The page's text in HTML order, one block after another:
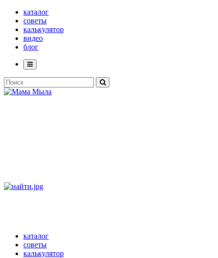
каталог
советы
калькулятор
видео
блог
каталог
советы
калькулятор